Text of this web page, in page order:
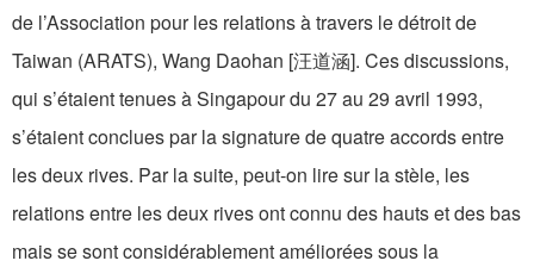
de l’Association pour les relations à travers le détroit de
Taiwan (ARATS), Wang Daohan [汪道涵]. Ces discussions,
qui s’étaient tenues à Singapour du 27 au 29 avril 1993,
s’étaient conclues par la signature de quatre accords entre
les deux rives. Par la suite, peut-on lire sur la stèle, les
relations entre les deux rives ont connu des hauts et des bas
mais se sont considérablement améliorées sous la